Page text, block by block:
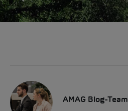
AMAG Blog-Team